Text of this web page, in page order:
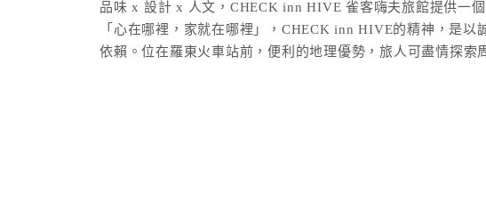
品味 x 設計 x 人文，CHECK inn HIVE 雀客嗨夫旅館提供一個
「心在哪裡，家就在哪裡」，CHECK inn HIVE的精神，是
依賴。位在羅東火車站前，便利的地理優勢，旅人可盡情探索